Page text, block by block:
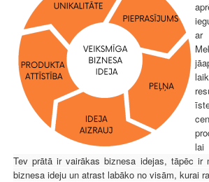
ar
lai
Tev prātā ir vairākas biznesa idejas, tāpēc ir
biznesa ideju un atrast labāko no visām, kurai